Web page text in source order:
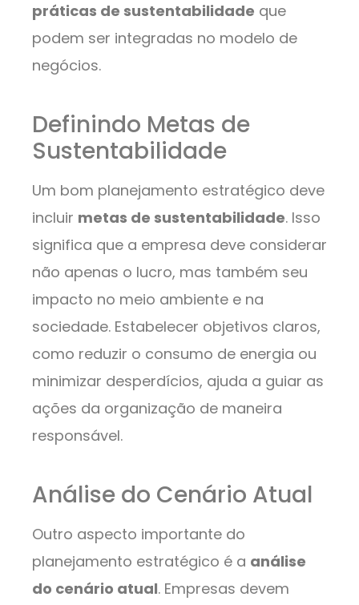
práticas de sustentabilidade que
podem ser integradas no modelo de
negócios.
Definindo Metas de
Sustentabilidade
Um bom planejamento estratégico deve
incluir metas de sustentabilidade. Isso
significa que a empresa deve considerar
não apenas o lucro, mas também seu
impacto no meio ambiente e na
sociedade. Estabelecer objetivos claros,
como reduzir o consumo de energia ou
minimizar desperdícios, ajuda a guiar as
ações da organização de maneira
responsável.
Análise do Cenário Atual
Outro aspecto importante do
planejamento estratégico é a análise
do cenário atual. Empresas devem